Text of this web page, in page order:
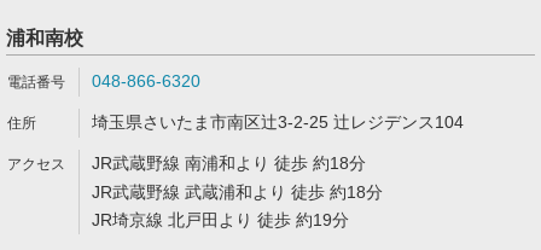
浦和南校
048-866-6320
埼玉県さいたま市南区辻3-2-25 辻レジデンス104
JR武蔵野線 南浦和より 徒歩 約18分
JR武蔵野線 武蔵浦和より 徒歩 約18分
JR埼京線 北戸田より 徒歩 約19分